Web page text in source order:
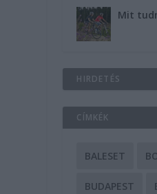
Mit
HIRDETÉS
CÍMKÉK
BALESET
BUDAPEST